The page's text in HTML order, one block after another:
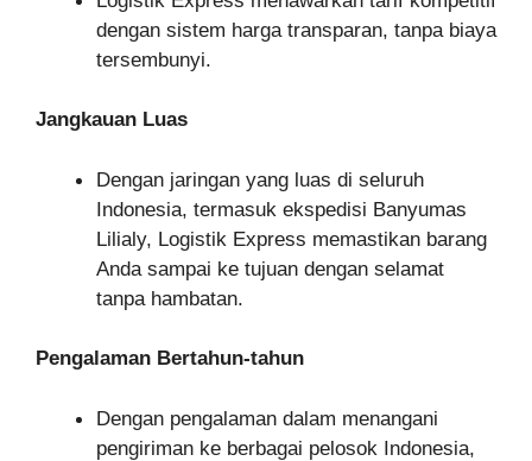
dengan sistem harga transparan, tanpa biaya
tersembunyi.
Jangkauan Luas
Dengan jaringan yang luas di seluruh
Indonesia, termasuk ekspedisi Banyumas
Lilialy, Logistik Express memastikan barang
Anda sampai ke tujuan dengan selamat
tanpa hambatan.
Pengalaman Bertahun-tahun
Dengan pengalaman dalam menangani
pengiriman ke berbagai pelosok Indonesia,